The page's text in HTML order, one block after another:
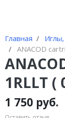
Главная
ANACOD
1RLLT (
1 750 руб.